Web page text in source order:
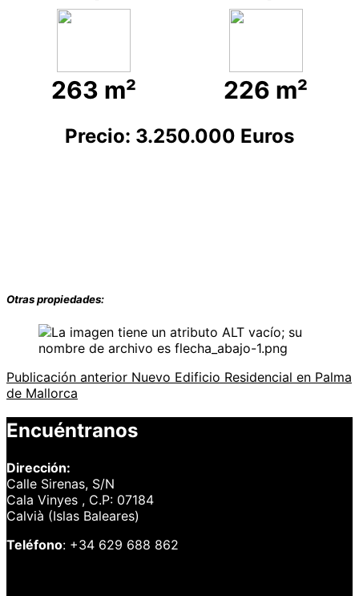
263 m² 226 m²
Precio: 3.250.000 Euros
Otras propiedades:
Navegación
entradas
Publicación
anterior
Publicación anterior Nuevo Edificio Residencial en Palma
de Mallorca
Encuéntranos
Dirección:
Calle Sirenas, S/N
Cala Vinyes , C.P: 07184
Calvià (Islas Baleares)
Teléfono: +34 629 688 862